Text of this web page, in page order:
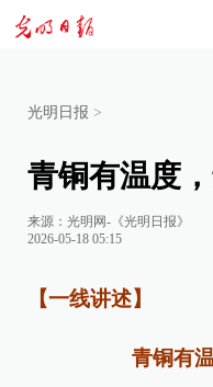
光明日报 >
青铜有温度
来源： 光明网-《光明日报》
2026-05-18 05:15
【一线讲述】
青铜有